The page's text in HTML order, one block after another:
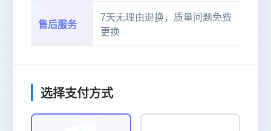
售后服务
7天无理由退换，质量问题免费
更换
选择支付方式